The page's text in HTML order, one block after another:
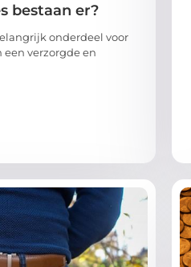
bestaan er?
onderdeel voor
een verzorgde en